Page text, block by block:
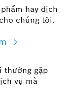
hay dịch
chúng tôi.
thường gặp
vụ mà